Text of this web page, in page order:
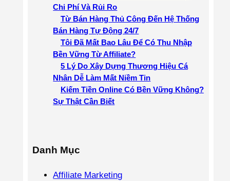
Chi Phí Và Rủi Ro
Từ Bán Hàng Thủ Công Đến Hệ Thống
Bán Hàng Tự Động 24/7
Tôi Đã Mất Bao Lâu Để Có Thu Nhập
Bền Vững Từ Affiliate?
5 Lý Do Xây Dựng Thương Hiệu Cá
Nhân Dễ Làm Mất Niềm Tin
Kiếm Tiền Online Có Bền Vững Không?
Sự Thật Cần Biết
Danh Mục
Affiliate Marketing